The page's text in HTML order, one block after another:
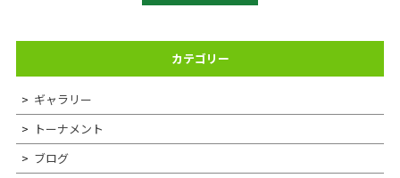
カテゴリー
ギャラリー
トーナメント
ブログ